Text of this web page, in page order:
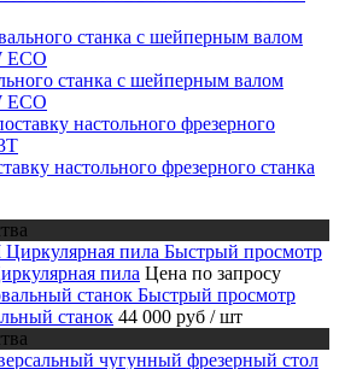
станка с шейперным валом
ECO
настольного фрезерного станка
Быстрый просмотр
пила Цена по запросу
Быстрый просмотр
станок 44 000 руб / шт